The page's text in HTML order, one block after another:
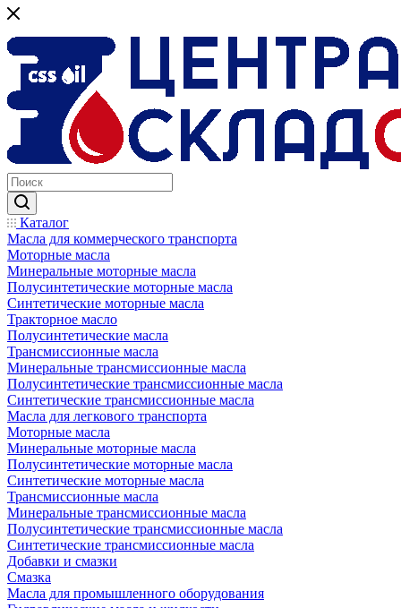
Каталог
Масла для коммерческого транспорта
Моторные масла
Минеральные моторные масла
Полусинтетические моторные масла
Синтетические моторные масла
Тракторное масло
Полусинтетические масла
Трансмиссионные масла
Минеральные трансмиссионные масла
Полусинтетические трансмиссионные масла
Синтетические трансмиссионные масла
Масла для легкового транспорта
Моторные масла
Минеральные моторные масла
Полусинтетические моторные масла
Синтетические моторные масла
Трансмиссионные масла
Минеральные трансмиссионные масла
Полусинтетические трансмиссионные масла
Синтетические трансмиссионные масла
Добавки и смазки
Смазка
Масла для промышленного оборудования